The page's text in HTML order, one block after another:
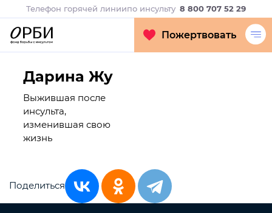
Телефон горячей линиипо инсульту 8 800 707 52 29
Пожертвовать
Дарина Жу
Выжившая после
инсульта,
изменившая свою
жизнь
Поделиться